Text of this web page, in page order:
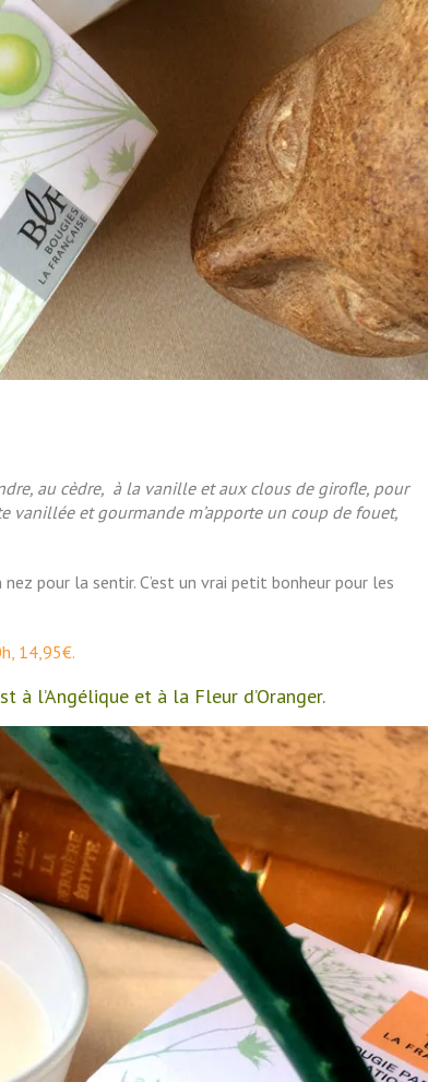
au cèdre, à la vanille et aux clous de girofle, pour
vanillée et gourmande m’apporte un coup de fouet,
pour la sentir. C’est un vrai petit bonheur pour les
14,95€.
à l’Angélique et à la Fleur d’Oranger.